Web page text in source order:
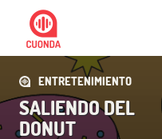
ENTRETENIMIENTO
SALIENDO DEL
DONUT